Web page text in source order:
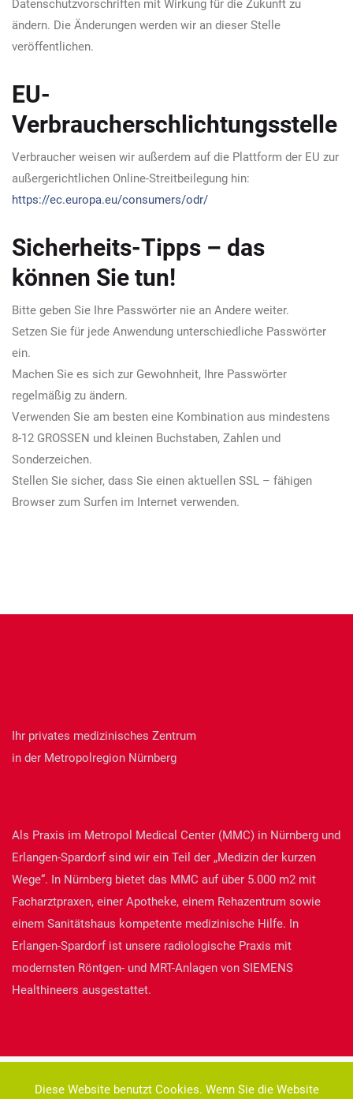
Datenschutzvorschriften mit Wirkung für die Zukunft zu
ändern. Die Änderungen werden wir an dieser Stelle
veröffentlichen.
EU-
Verbraucherschlichtungsstelle
Verbraucher weisen wir außerdem auf die Plattform der EU zur
außergerichtlichen Online-Streitbeilegung hin:
https://ec.europa.eu/consumers/odr/
Sicherheits-Tipps – das
können Sie tun!
Bitte geben Sie Ihre Passwörter nie an Andere weiter.
Setzen Sie für jede Anwendung unterschiedliche Passwörter
ein.
Machen Sie es sich zur Gewohnheit, Ihre Passwörter
regelmäßig zu ändern.
Verwenden Sie am besten eine Kombination aus mindestens
8-12 GROSSEN und kleinen Buchstaben, Zahlen und
Sonderzeichen.
Stellen Sie sicher, dass Sie einen aktuellen SSL – fähigen
Browser zum Surfen im Internet verwenden.
Ihr privates medizinisches Zentrum
in der Metropolregion Nürnberg
Als Praxis im Metropol Medical Center (MMC) in Nürnberg und
Erlangen-Spardorf sind wir ein Teil der „Medizin der kurzen
Wege“. In Nürnberg bietet das MMC auf über 5.000 m2 mit
Facharztpraxen, einer Apotheke, einem Rehazentrum sowie
einem Sanitätshaus kompetente medizinische Hilfe. In
Erlangen-Spardorf ist unsere radiologische Praxis mit
modernsten Röntgen- und MRT-Anlagen von SIEMENS
Healthineers ausgestattet.
© Radiologie Dr. med. Christian Göller
Diese Website benutzt Cookies. Wenn Sie die Website